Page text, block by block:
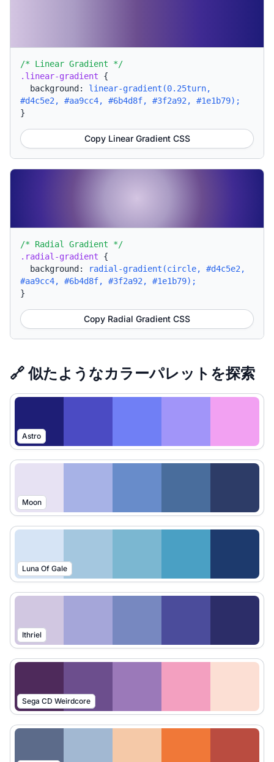
/* Linear Gradient */
.linear-gradient {
background: linear-gradient(0.25turn,
#d4c5e2, #aa9cc4, #6b4d8f, #3f2a92, #1e1b79);
}
Copy Linear Gradient CSS
/* Radial Gradient */
.radial-gradient {
background:
radial-gradient(circle, #d4c5e2,
#aa9cc4, #6b4d8f, #3f2a92, #1e1b79);
}
Copy Radial Gradient CSS
🔗 似たようなカラーパレットを探索
Astro
Moon
Luna Of Gale
Ithriel
Sega CD Weirdcore